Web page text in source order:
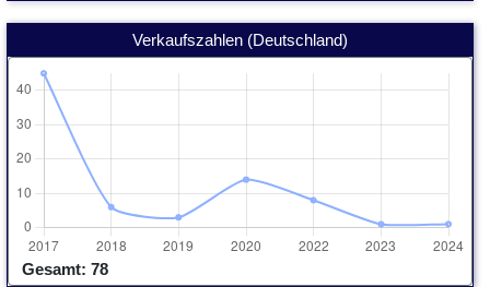
Verkaufszahlen (Deutschland)
Gesamt: 78